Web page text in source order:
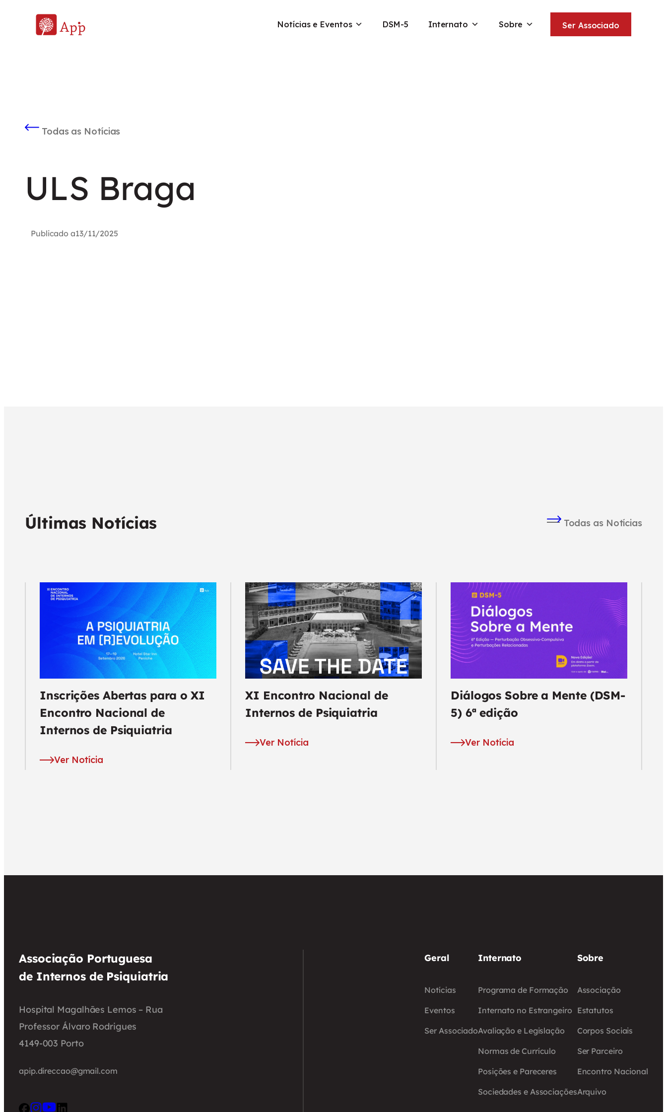
Notícias e Eventos DSM-5 Internato Sobre Ser Associado
Todas as Notícias
ULS Braga
Publicado a13/11/2025
Últimas Notícias Todas as Notícias
Inscrições Abertas para o XI
Encontro Nacional de
Internos de Psiquiatria
Ver Notícia
XI Encontro Nacional de
Internos de Psiquiatria
Ver Notícia
Diálogos Sobre a Mente (DSM-
5) 6ª edição
Ver Notícia
Associação Portuguesa
de Internos de Psiquiatria
Hospital Magalhães Lemos – Rua
Professor Álvaro Rodrigues
4149-003 Porto
apip.direccao@gmail.com
Geral
Notícias
Eventos
Ser Associado
Internato
Programa de Formação
Internato no Estrangeiro
Avaliação e Legislação
Normas de Currículo
Posições e Pareceres
Sociedades e Associações
Sobre
Associação
Estatutos
Corpos Sociais
Ser Parceiro
Encontro Nacional
Arquivo